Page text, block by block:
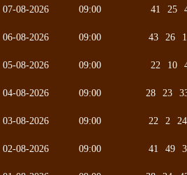
07-08-2026 09:00 41 25
06-08-2026 09:00 43 26
05-08-2026 09:00 22 10
04-08-2026 09:00 28 23
03-08-2026 09:00 22 2 24
02-08-2026 09:00 41 49